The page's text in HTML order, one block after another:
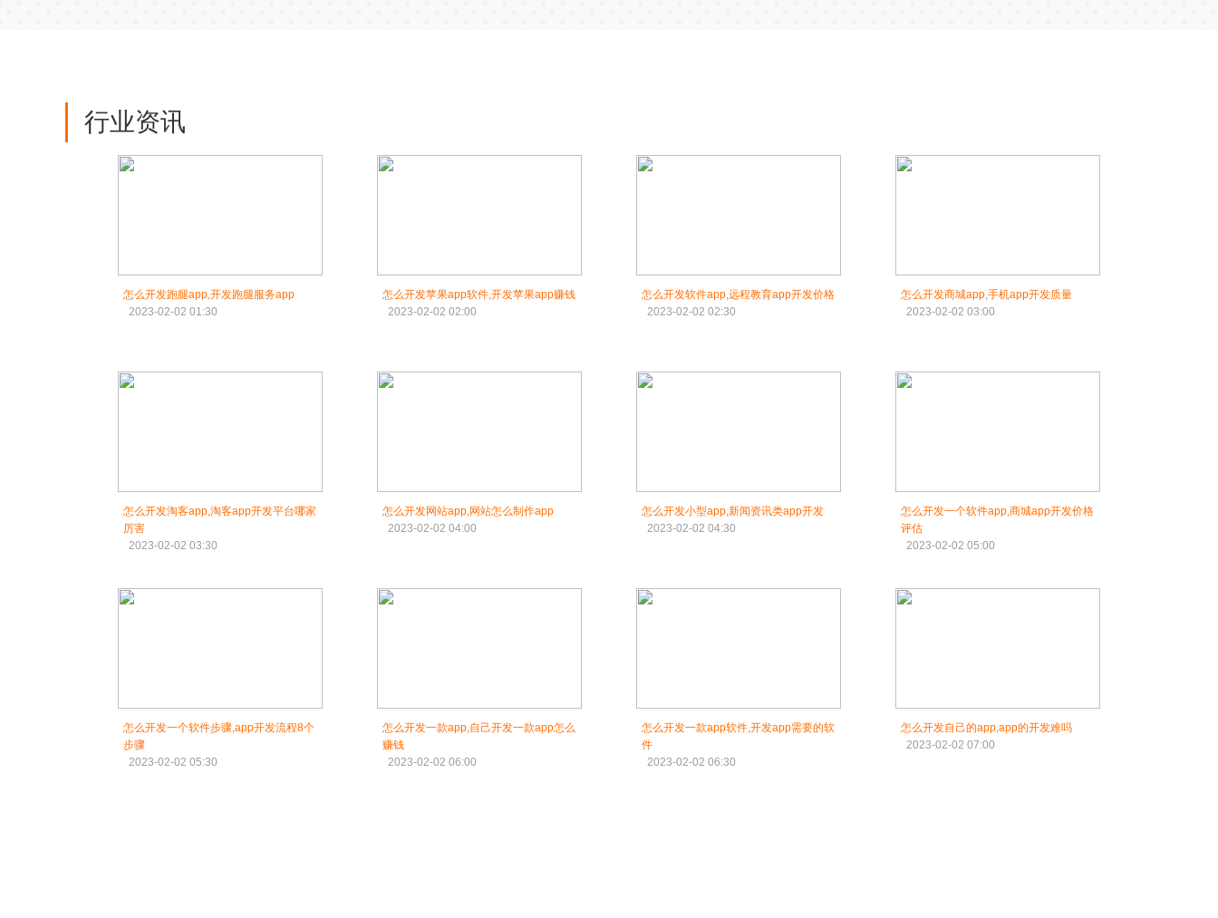
行业资讯
怎么开发跑腿app,开发跑腿服务app
2023-02-02 01:30
怎么开发苹果app软件,开发苹果app赚钱
2023-02-02 02:00
怎么开发软件app,远程教育app开发价格
2023-02-02 02:30
怎么开发商城app,手机app开发质量
2023-02-02 03:00
怎么开发淘客app,淘客app开发平台哪家
厉害
2023-02-02 03:30
怎么开发网站app,网站怎么制作app
2023-02-02 04:00
怎么开发小型app,新闻资讯类app开发
2023-02-02 04:30
怎么开发一个软件app,商城app开发价格
评估
2023-02-02 05:00
怎么开发一个软件步骤,app开发流程8个
步骤
2023-02-02 05:30
怎么开发一款app,自己开发一款app怎么
赚钱
2023-02-02 06:00
怎么开发一款app软件,开发app需要的软
件
2023-02-02 06:30
怎么开发自己的app,app的开发难吗
2023-02-02 07:00